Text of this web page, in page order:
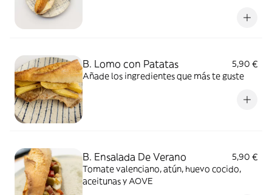
B. Lomo con Patatas
5,90 €
Añade los ingredientes que más te guste
B. Ensalada De Verano
5,90 €
Tomate valenciano, atún, huevo cocido,
aceitunas y AOVE